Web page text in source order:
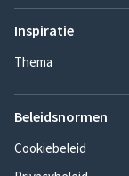
Inspiratie
Thema
Beleidsnormen
Cookiebeleid